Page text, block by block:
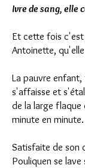
Ivre de sang, elle
Et cette fois
Antoinette,
La pauvre
s'affaisse et
de la large flaque
minute en minute.
Satisfaite de son
Pouliquen se